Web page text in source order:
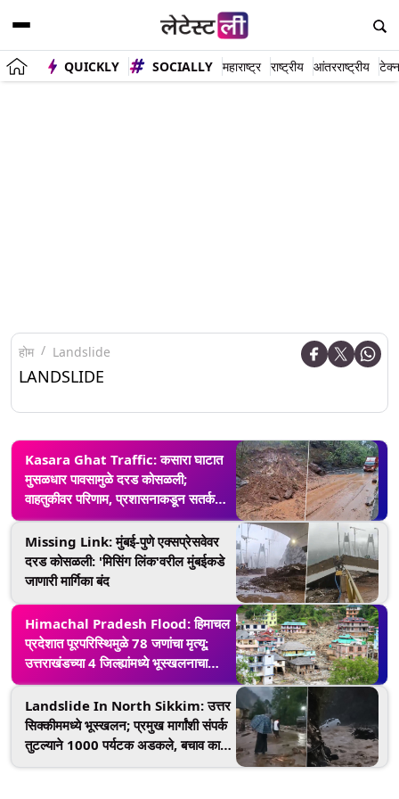
QUICKLY SOCIALLY महाराष्ट्र राष्ट्रीय आंतरराष्ट्रीय
होम Landslide
LANDSLIDE
Kasara Ghat Traffic: कसारा घाटात
मुसळधार पावसामुळे दरड कोसळली;
वाहतुकीवर परिणाम, प्रशासनाकडून सतर्कतेचे
आवाहन
Missing Link: मुंबई-पुणे एक्सप्रेसवेवर
दरड कोसळली: 'मिसिंग लिंक'वरील मुंबईकडे
जाणारी मार्गिका बंद
Himachal Pradesh Flood: हिमाचल
प्रदेशात पूरपरिस्थिमुळे 78 जणांचा मृत्यू;
उत्तराखंडच्या 4 जिल्ह्यांमध्ये भूस्खलनाचा
इशारा
Landslide In North Sikkim: उत्तर
सिक्कीममध्ये भूस्खलन; प्रमुख मार्गांशी संपर्क
तुटल्याने 1000 पर्यटक अडकले, बचाव कार्य